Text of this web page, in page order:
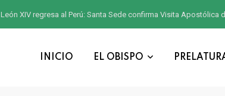
León XIV regresa al Perú: Santa Sede confirma Visita Apostólica
INICIO EL OBISPO